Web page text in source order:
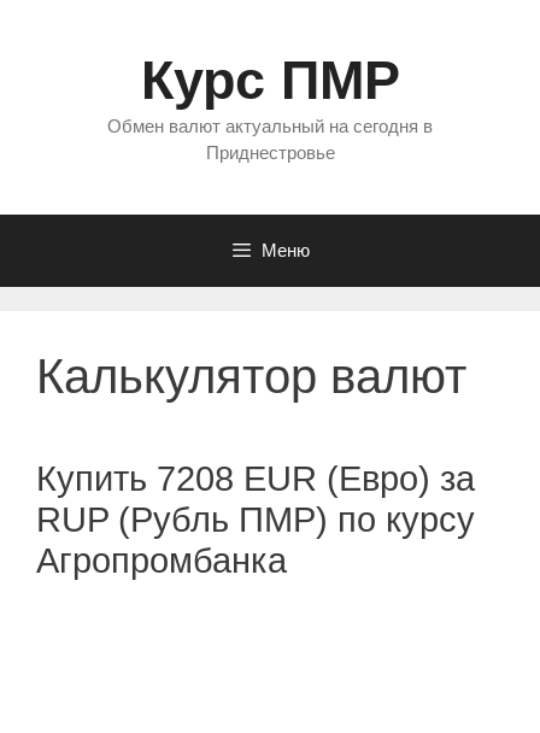
Курс ПМР
Обмен валют актуальный на сегодня в
Приднестровье
Меню
Калькулятор валют
Купить 7208 EUR (Евро) за
RUP (Рубль ПМР) по курсу
Агропромбанка